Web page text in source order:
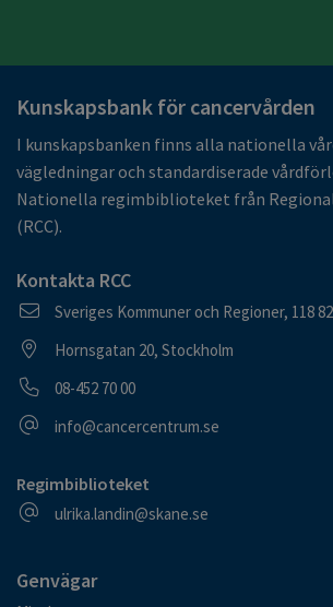
Kunskapsbank för cancervården
I kunskapsbanken finns alla nationella
vägledningar och standardiserade
Nationella regimbiblioteket från
(RCC).
Kontakta RCC
Postadress
Sveriges Kommuner och Regioner, 118
Besöksadress
Hornsgatan 20, Stockholm
Telefonnummer
08-452 70 00
E-postadress
info@cancercentrum.se
Regimbiblioteket
E-postadress
ulrika.landin@skane.se
Genvägar